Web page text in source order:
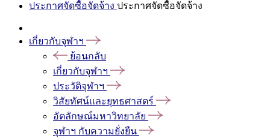
ประกาศจัดซื้อจัดจ้าง ประกาศจัดซื้อจัดจ้าง
เกี่ยวกับจุฬาฯ
ย้อนกลับ
เกี่ยวกับจุฬาฯ
ประวัติจุฬาฯ
วิสัยทัศน์และยุทธศาสตร์
อัตลักษณ์มหาวิทยาลัย
จุฬาฯ กับความยั่งยืน